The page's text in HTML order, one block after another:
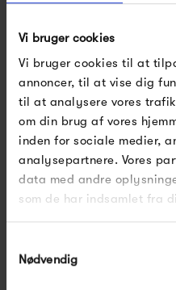
Vi bruger cookies
Vi bruger cookies til at
annoncer, til at vise dig
til at analysere vores
om din brug af vores
inden for sociale medier,
analysepartnere. Vores
data med andre
som de har indsamlet fra
Nødvendig
kendt for sine mange PH-
Med en kompromisløs
Louis Poulsen foretager
fremstille nogle af verdens
Mere end 100 års